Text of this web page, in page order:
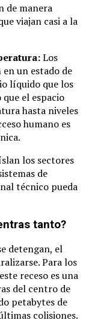
de manera
viajan casi a la
Los
un estado de
líquido que los
el espacio
hasta niveles
humano es
los sectores
de
técnico pueda
tanto?
detengan, el
Para los
receso es una
del centro de
petabytes de
colisiones.